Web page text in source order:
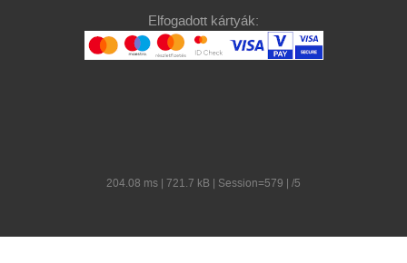
Elfogadott kártyák:
204.08 ms | 721.7 kB | Session=579 | /5